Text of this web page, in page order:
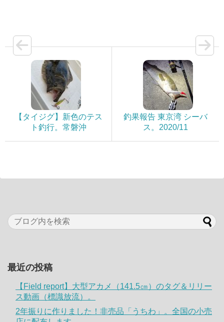
【タイジグ】新色のテス
ト釣行。常磐沖
釣果報告 東京湾 シーバ
ス。2020/11
最近の投稿
【Field report】大型アカメ（141.5㎝）のタグ＆リリー
ス動画（標識放流）。
2年振りに作りました！非売品「うちわ」。全国の小売